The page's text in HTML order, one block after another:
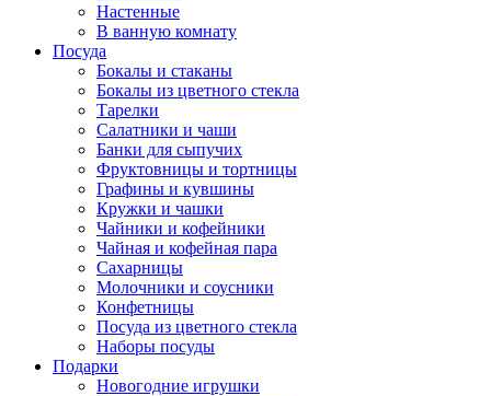
Настенные
В ванную комнату
Посуда
Бокалы и стаканы
Бокалы из цветного стекла
Тарелки
Салатники и чаши
Банки для сыпучих
Фруктовницы и тортницы
Графины и кувшины
Кружки и чашки
Чайники и кофейники
Чайная и кофейная пара
Сахарницы
Молочники и соусники
Конфетницы
Посуда из цветного стекла
Наборы посуды
Подарки
Новогодние игрушки